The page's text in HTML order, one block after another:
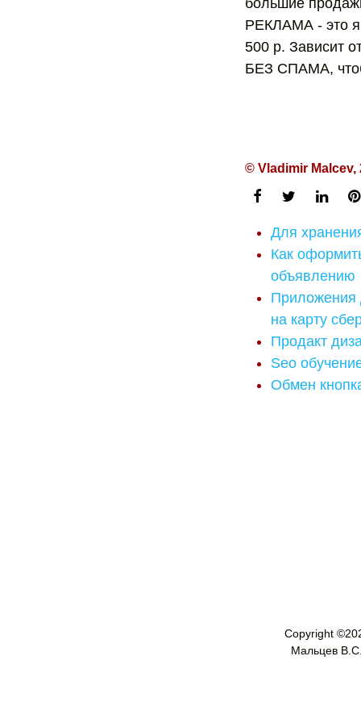
большие
РЕКЛАМА - это я
500 р. Зависит
БЕЗ СПАМА,
© Vladimir Malcev,
Для
Как
объявлению
Приложения
на карту
Продакт
Seo
Обмен
Copyright ©
Мальцев